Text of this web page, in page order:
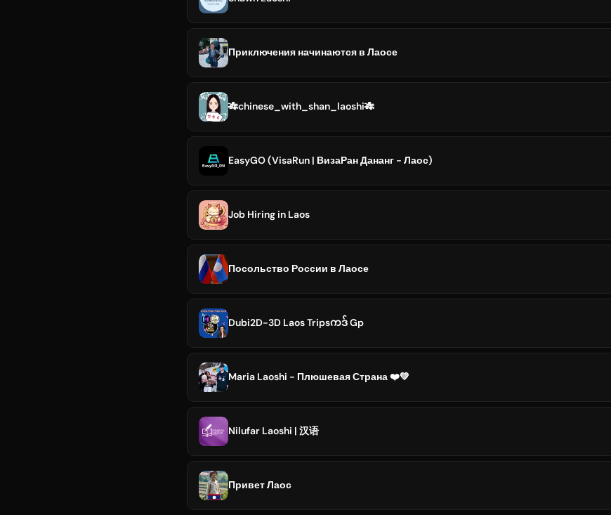
Приключения начинаются в Лаосе
🎋chinese_with_shan_laoshi🎋
EasyGO (VisaRun | ВизаРан Дананг - Лаос)
Job Hiring in Laos
Посольство России в Лаосе
Dubi2D-3D Laos Tripsကဒ် Gp
Maria Laoshi - Плюшевая Страна ❤️💚
Nilufar Laoshi | 汉语
Привет Лаос